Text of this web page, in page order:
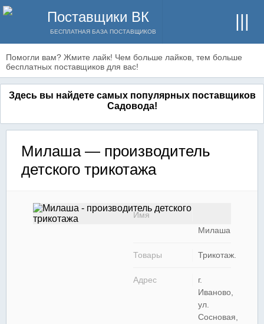
Поставщики ВК
БЕСПЛАТНАЯ БАЗА ПОСТАВЩИКОВ
Помогли вам? Жмите лайк! Чем больше лайков, тем больше
бесплатных поставщиков для вас!
Здесь вы найдете самых популярных поставщиков
Садовода!
Милаша — производитель
детского трикотажа
Имя
Милаша
Товары Трикотаж.
Адрес
г.
Иваново,
ул.
Сосновая,